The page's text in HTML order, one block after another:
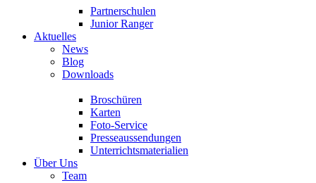
Partnerschulen
Junior Ranger
Aktuelles
News
Blog
Downloads
Broschüren
Karten
Foto-Service
Presseaussendungen
Unterrichtsmaterialien
Über Uns
Team